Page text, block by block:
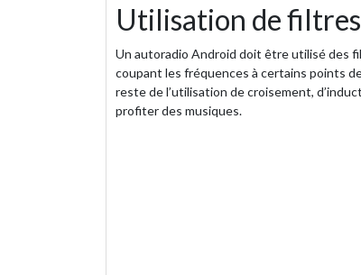
Utilisation de
Un autoradio Android doit être utilisé des
coupant les fréquences à certains points
reste de l’utilisation de croisement,
profiter des musiques.